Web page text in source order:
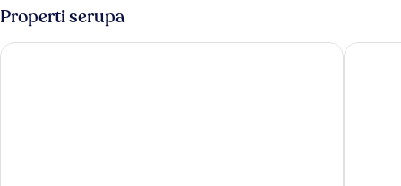
Properti serupa
The Washington Moxy